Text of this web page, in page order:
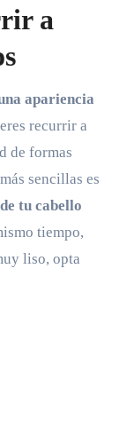
a
apariencia
recurrir a
de formas
sencillas es
tu cabello
tiempo,
liso, opta